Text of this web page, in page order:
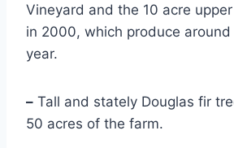
Vineyard and the 10 acre
in 2000, which produce around
year.
– Tall and stately Douglas fir
50 acres of the farm.